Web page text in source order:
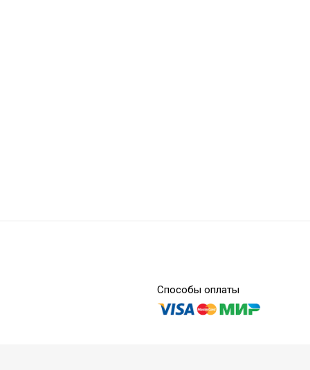
Способы оплаты